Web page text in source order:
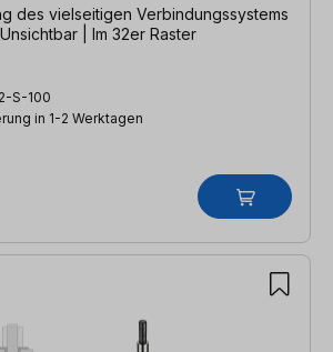
des vielseitigen Verbindungssystems
| Im 32er Raster
S-100
in 1-2 Werktagen